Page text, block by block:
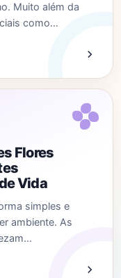
Muito além da
como…
Flores
Vida
simples e
ambiente. As